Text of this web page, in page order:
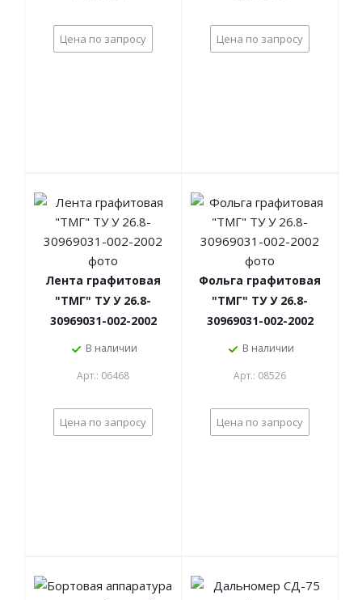
Цена по запросу Цена по запросу
Лента графитовая
"ТМГ" ТУ У 26.8-
30969031-002-2002
В наличии
Арт.: 06468
Цена по запросу
Фольга графитовая
"ТМГ" ТУ У 26.8-
30969031-002-2002
В наличии
Арт.: 08526
Цена по запросу